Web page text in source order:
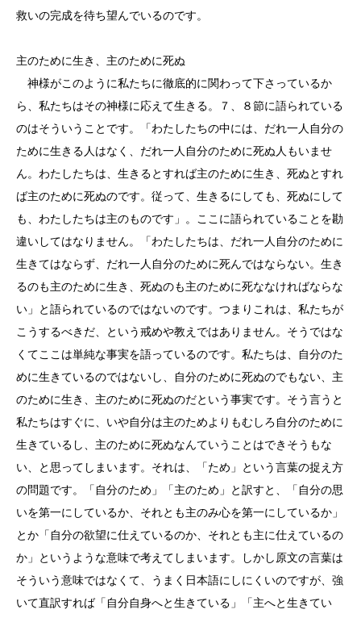
救いの完成を待ち望んでいるのです。
主のために生き、主のために死ぬ
神様がこのように私たちに徹底的に関わって下さっているか
ら、私たちはその神様に応えて生きる。７、８節に語られている
のはそういうことです。「わたしたちの中には、だれ一人自分の
ために生きる人はなく、だれ一人自分のために死ぬ人もいませ
ん。わたしたちは、生きるとすれば主のために生き、死ぬとすれ
ば主のために死ぬのです。従って、生きるにしても、死ぬにして
も、わたしたちは主のものです」。ここに語られていることを勘
違いしてはなりません。「わたしたちは、だれ一人自分のために
生きてはならず、だれ一人自分のために死んではならない。生き
るのも主のために生き、死ぬのも主のために死ななければならな
い」と語られているのではないのです。つまりこれは、私たちが
こうするべきだ、という戒めや教えではありません。そうではな
くてここは単純な事実を語っているのです。私たちは、自分のた
めに生きているのではないし、自分のために死ぬのでもない、主
のために生き、主のために死ぬのだという事実です。そう言うと
私たちはすぐに、いや自分は主のためよりもむしろ自分のために
生きているし、主のために死ぬなんていうことはできそうもな
い、と思ってしまいます。それは、「ため」という言葉の捉え方
の問題です。「自分のため」「主のため」と訳すと、「自分の思
いを第一にしているか、それとも主のみ心を第一にしているか」
とか「自分の欲望に仕えているのか、それとも主に仕えているの
か」というような意味で考えてしまいます。しかし原文の言葉は
そういう意味ではなくて、うまく日本語にしにくいのですが、強
いて直訳すれば「自分自身へと生きている」「主へと生きてい